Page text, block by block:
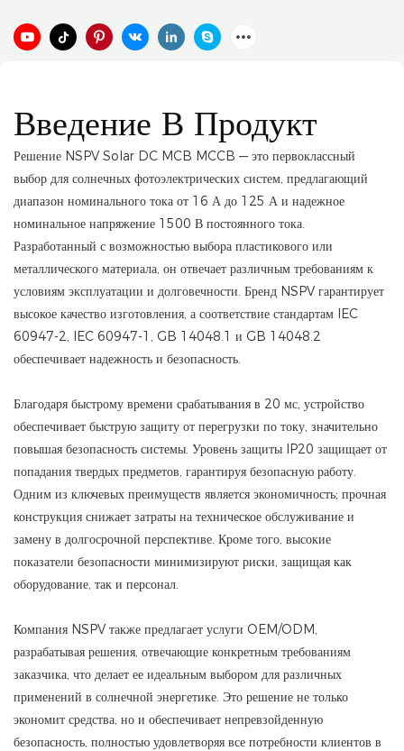
Введение В Продукт
Решение NSPV Solar DC MCB MCCB — это первоклассный
выбор для солнечных фотоэлектрических систем, предлагающий
диапазон номинального тока от 16 А до 125 А и надежное
номинальное напряжение 1500 В постоянного тока.
Разработанный с возможностью выбора пластикового или
металлического материала, он отвечает различным требованиям к
условиям эксплуатации и долговечности. Бренд NSPV гарантирует
высокое качество изготовления, а соответствие стандартам IEC
60947-2, IEC 60947-1, GB 14048.1 и GB 14048.2
обеспечивает надежность и безопасность.
Благодаря быстрому времени срабатывания в 20 мс, устройство
обеспечивает быструю защиту от перегрузки по току, значительно
повышая безопасность системы. Уровень защиты IP20 защищает от
попадания твердых предметов, гарантируя безопасную работу.
Одним из ключевых преимуществ является экономичность; прочная
конструкция снижает затраты на техническое обслуживание и
замену в долгосрочной перспективе. Кроме того, высокие
показатели безопасности минимизируют риски, защищая как
оборудование, так и персонал.
Компания NSPV также предлагает услуги OEM/ODM,
разрабатывая решения, отвечающие конкретным требованиям
заказчика, что делает ее идеальным выбором для различных
применений в солнечной энергетике. Это решение не только
экономит средства, но и обеспечивает непревзойденную
безопасность, полностью удовлетворяя все потребности клиентов в